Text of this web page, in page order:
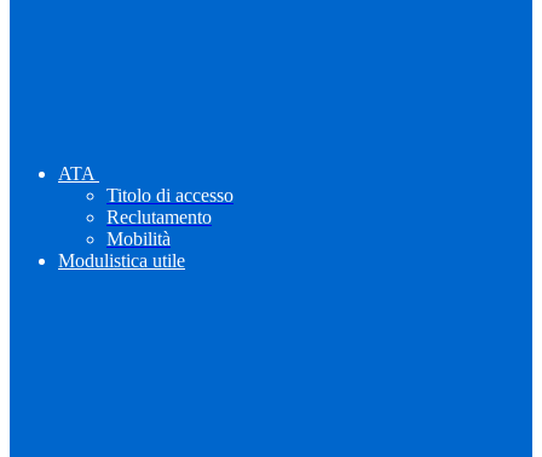
ATA
Titolo di accesso
Reclutamento
Mobilità
Modulistica utile